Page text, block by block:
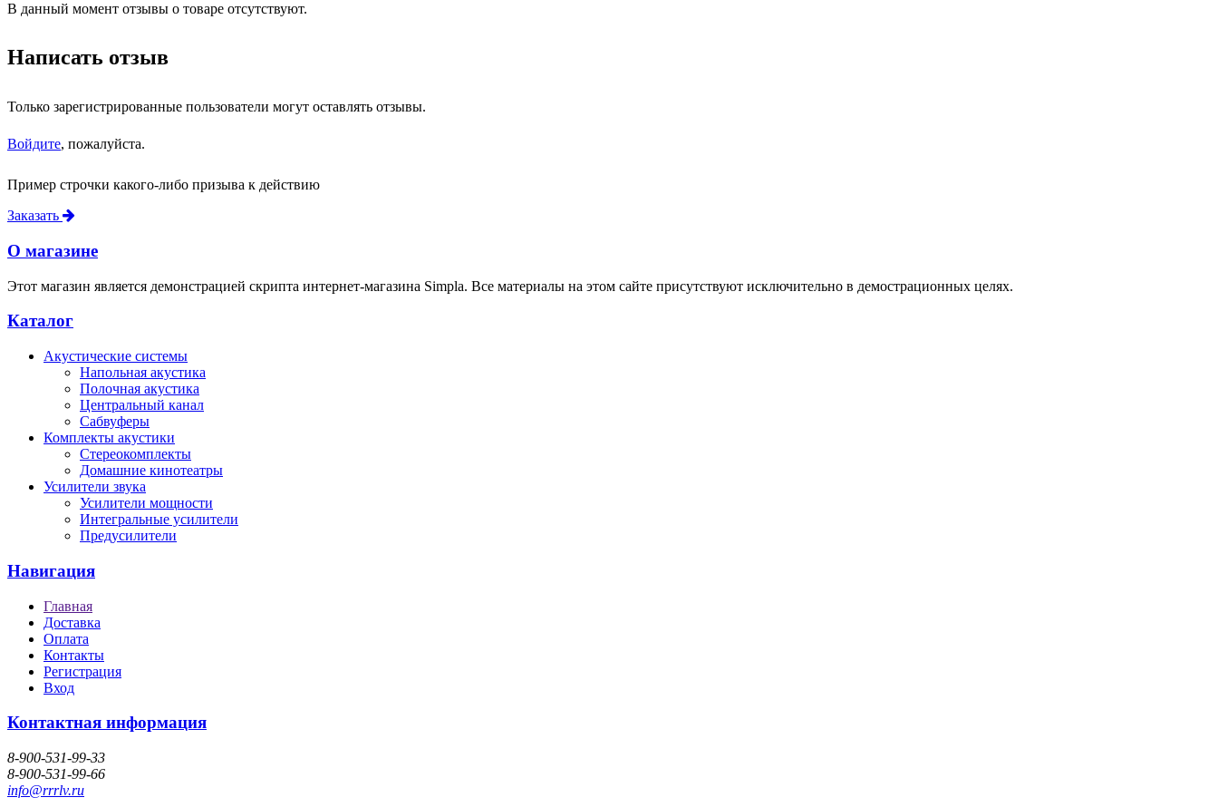
В данный момент отзывы о товаре отсутствуют.
Написать отзыв
Только зарегистрированные пользователи могут оставлять отзывы.
Войдите, пожалуйста.
Пример строчки какого-либо призыва к действию
Заказать
О магазине
Этот магазин является демонстрацией скрипта интернет-магазина Simpla. Все материалы на этом сайте присутствуют исключительно в демострационных целях.
Каталог
Акустические системы
Напольная акустика
Полочная акустика
Центральный канал
Сабвуферы
Комплекты акустики
Стереокомплекты
Домашние кинотеатры
Усилители звука
Усилители мощности
Интегральные усилители
Предусилители
Навигация
Главная
Доставка
Оплата
Контакты
Регистрация
Вход
Контактная информация
8-900-531-99-33
8-900-531-99-66
info@rrrlv.ru